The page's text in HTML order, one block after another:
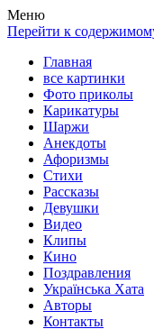
Весела хата —
клипы!
Покажем всем ваши
рассказы, видео и
Меню
Перейти к
Главная
все картинки
Фото приколы
Карикатуры
Шаржи
Анекдоты
Афоризмы
Стихи
Рассказы
Девушки
Видео
Клипы
Кино
Поздравления
Українська Хата
Авторы
Контакты